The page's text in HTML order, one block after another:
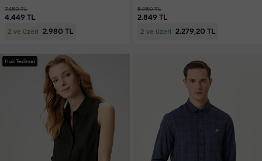
7.450 TL
4.449 TL
2 ve üzeri 2.980 TL
5.950 TL
2.849 TL
2 ve üzeri 2.279,20 TL
Hızlı Teslimat